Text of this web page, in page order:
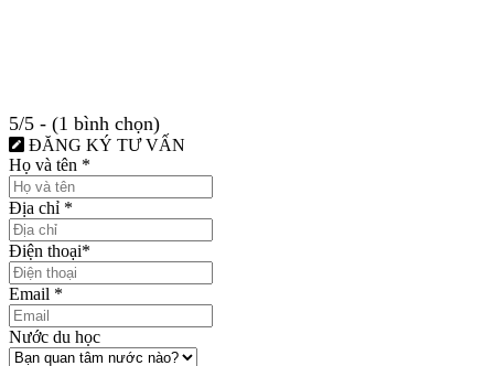
5/5 - (1 bình chọn)
ĐĂNG KÝ TƯ VẤN
Họ và tên *
Địa chỉ *
Điện thoại*
Email *
Nước du học